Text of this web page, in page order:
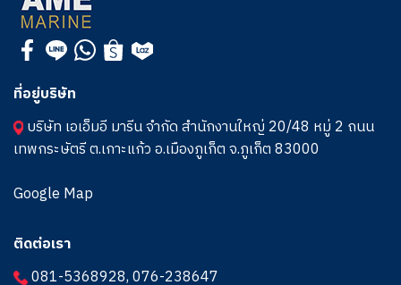
ที่อยู่บริษัท
บริษัท เอเอ็มอี มารีน จำกัด สำนักงานใหญ่ 20/48 หมู่ 2 ถนน
เทพกระษัตรี ต.เกาะแก้ว อ.เมืองภูเก็ต จ.ภูเก็ต 83000
Google Map
ติดต่อเรา
081-5368928,076-238647